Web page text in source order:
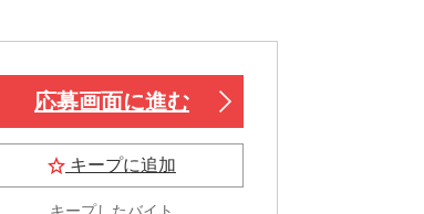
応募画面に進む
キープに追加